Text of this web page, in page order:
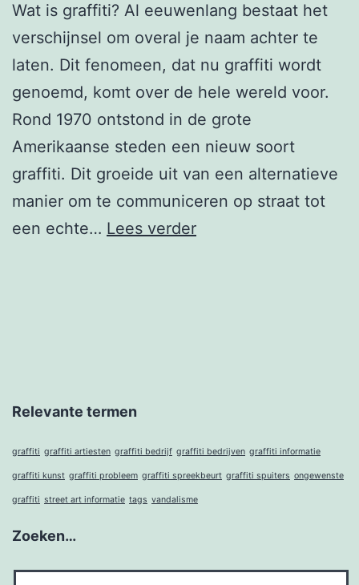
Wat is graffiti? Al eeuwenlang bestaat het
verschijnsel om overal je naam achter te
laten. Dit fenomeen, dat nu graffiti wordt
genoemd, komt over de hele wereld voor.
Rond 1970 ontstond in de grote
Amerikaanse steden een nieuw soort
graffiti. Dit groeide uit van een alternatieve
manier om te communiceren op straat tot
een echte… Lees verderWat
Relevante termen
graffiti graffiti artiesten graffiti bedrijf graffiti bedrijven graffiti informatie
graffiti kunst graffiti probleem graffiti spreekbeurt graffiti spuiters ongewenste
graffiti street art informatie tags vandalisme
Zoeken…